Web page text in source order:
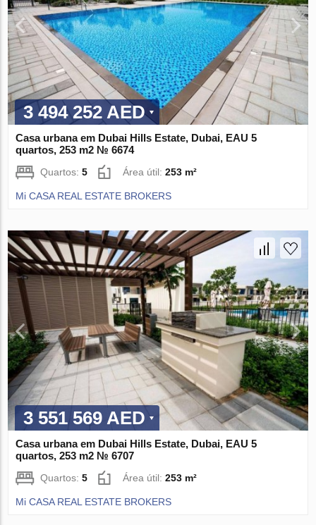
3 494 252 AED
Casa urbana em Dubai Hills Estate, Dubai, EAU 5
quartos, 253 m2 № 6674
Quartos:5 Área útil:253 m²
Mi CASA REAL ESTATE BROKERS
3 551 569 AED
Casa urbana em Dubai Hills Estate, Dubai, EAU 5
quartos, 253 m2 № 6707
Quartos:5 Área útil:253 m²
Mi CASA REAL ESTATE BROKERS